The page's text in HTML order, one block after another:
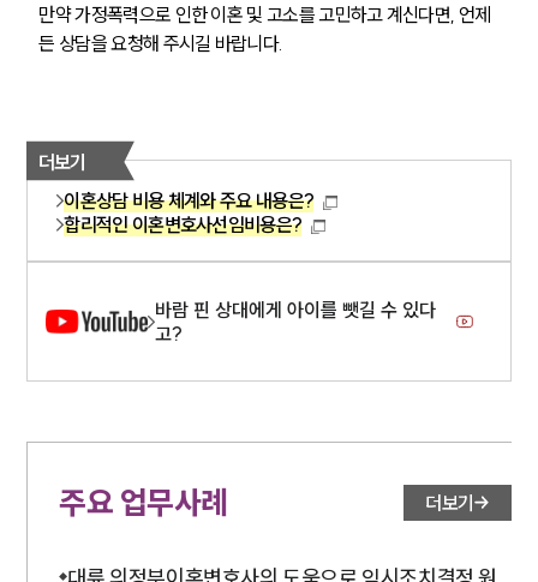
만약 가정폭력으로 인한 이혼 및 고소를 고민하고 계신다면, 언제
든 상담을 요청해 주시길 바랍니다.
더보기
이혼상담 비용 체계와 주요 내용은?
합리적인 이혼변호사선임비용은?
바람 핀 상대에게 아이를 뺏길 수 있다
고?
주요 업무사례 더보기